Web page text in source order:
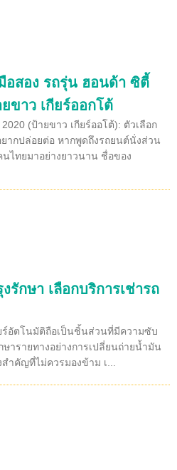
อสอง รถรุ่น ฮอนด้า ซิตี้
ขาว เกียร์ออกโต้
(ป้ายขาว เกียร์ออโต้): ตัวเลือก
ากปล่อยต่อ หากพูดถึงรถยนต์นั่งส่วน
ไทยมาอย่างยาวนาน ชื่อของ
รักษา เลือกบริการเช่ารถ
ร์อัตโนมัติถือเป็นชิ้นส่วนที่มีความซับ
ารายทางอย่างการเปลี่ยนถ่ายน้ำมัน
ำคัญที่ไม่ควรมองข้าม เ...